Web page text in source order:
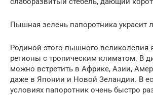
Пышная зелень папоротника украсит
Родиной этого пышного великолепия
регионы с тропическим климатом. В
можно встретить в Африке, Азии,
даже в Японии и Новой Зеландии. В
условиях папоротник очень быстро